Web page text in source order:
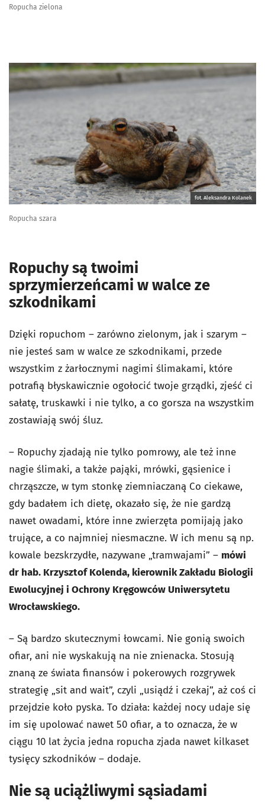
Ropucha zielona
fot. Aleksandra Kolanek
Ropucha szara
Ropuchy są twoimi
sprzymierzeńcami w walce ze
szkodnikami
Dzięki ropuchom – zarówno zielonym, jak i szarym –
nie jesteś sam w walce ze szkodnikami, przede
wszystkim z żarłocznymi nagimi ślimakami, które
potrafią błyskawicznie ogołocić twoje grządki, zjeść ci
sałatę, truskawki i nie tylko, a co gorsza na wszystkim
zostawiają swój śluz.
– Ropuchy zjadają nie tylko pomrowy, ale też inne
nagie ślimaki, a także pająki, mrówki, gąsienice i
chrząszcze, w tym stonkę ziemniaczaną Co ciekawe,
gdy badałem ich dietę, okazało się, że nie gardzą
nawet owadami, które inne zwierzęta pomijają jako
trujące, a co najmniej niesmaczne. W ich menu są np.
kowale bezskrzydłe, nazywane „tramwajami” – mówi
dr hab. Krzysztof Kolenda, kierownik Zakładu Biologii
Ewolucyjnej i Ochrony Kręgowców Uniwersytetu
Wrocławskiego.
– Są bardzo skutecznymi łowcami. Nie gonią swoich
ofiar, ani nie wyskakują na nie znienacka. Stosują
znaną ze świata finansów i pokerowych rozgrywek
strategię „sit and wait”, czyli „usiądź i czekaj”, aż coś ci
przejdzie koło pyska. To działa: każdej nocy udaje się
im się upolować nawet 50 ofiar, a to oznacza, że w
ciągu 10 lat życia jedna ropucha zjada nawet kilkaset
tysięcy szkodników – dodaje.
Nie są uciążliwymi sąsiadami